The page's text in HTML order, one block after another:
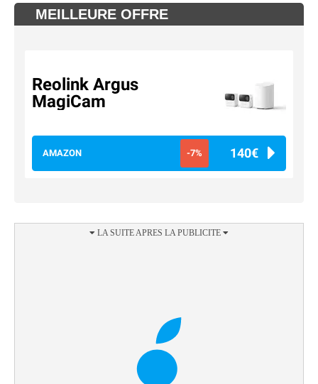
MEILLEURE OFFRE
Reolink Argus
MagiCam
AMAZON -7% 140€